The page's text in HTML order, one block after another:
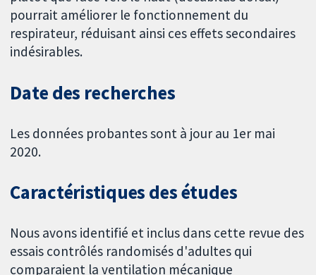
pourrait améliorer le fonctionnement du
respirateur, réduisant ainsi ces effets secondaires
indésirables.
Date des recherches
Les données probantes sont à jour au 1er mai
2020.
Caractéristiques des études
Nous avons identifié et inclus dans cette revue des
essais contrôlés randomisés d'adultes qui
comparaient la ventilation mécanique